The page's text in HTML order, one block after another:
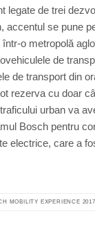
legate de trei
accentul se pune
o metropolă
de
de transport din
rezerva cu doar
urban va
Bosch pentru
electrice, care a
MOBILITY EXPERIENCE 2017